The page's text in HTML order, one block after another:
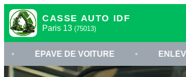
CASSE AUTO IDF
Paris 13 (75013)
DE VOITURE • ENLÈVEMENT